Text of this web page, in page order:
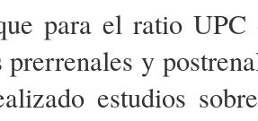
para el ratio UPC
prerrenales y
estudios